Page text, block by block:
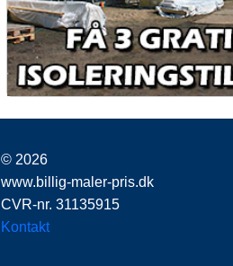
© 2026
www.billig-maler-pris.dk
CVR-nr. 31135915
Kontakt